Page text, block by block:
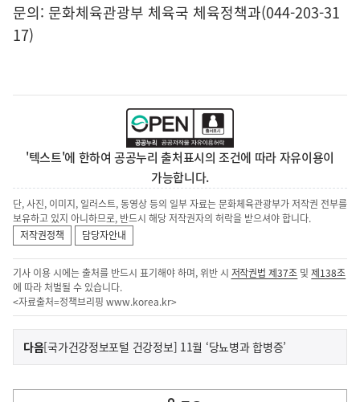
문의: 문화체육관광부 체육국 체육정책과(044-203-31
17)
'텍스트'에 한하여 공공누리 출처표시의 조건에 따라 자유이용이
가능합니다.
단, 사진, 이미지, 일러스트, 동영상 등의 일부 자료는 문화체육관광부가 저작권 전부를
보유하고 있지 아니하므로, 반드시 해당 저작권자의 허락을 받으셔야 합니다.
저작권정책
담당자안내
기사 이용 시에는 출처를 반드시 표기해야 하며, 위반 시 저작권법 제37조 및제138조
에 따라 처벌될 수 있습니다.
<자료출처=정책브리핑 www.korea.kr>
이
전
다
다음기
[국가건강정보포털 건강정보] 11월 ‘당뇨병과 합병증’